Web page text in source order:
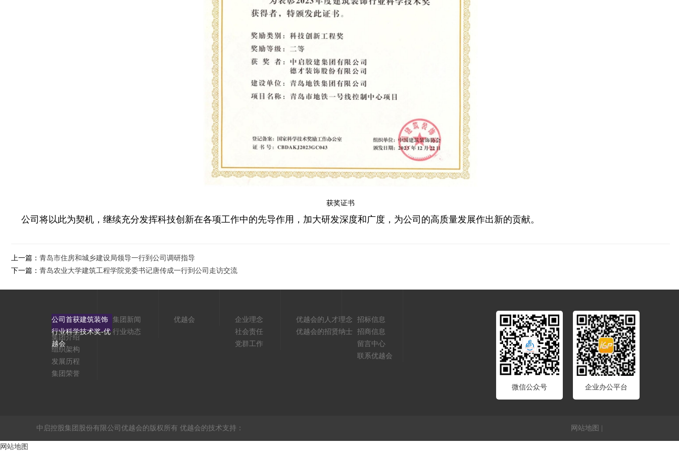
获奖证书
公司将以此为契机，继续充分发挥科技创新在各项工作中的先导作用，加大研发深度和广度，为公司的高质量发展作出新的贡献。
上一篇： 青岛市住房和城乡建设局领导一行到公司调研指导
下一篇： 青岛农业大学建筑工程学院党委书记唐传成一行到公司走访交流
公司首获建筑装饰
行业科学技术奖-优
越会
集团介绍
组织架构
发展历程
集团荣誉
集团新闻
行业动态
优越会
企业理念
社会责任
党群工作
优越会的人才理念
优越会的招贤纳士
招标信息
招商信息
留言中心
联系优越会
微信公众号 企业办公平台
中启控股集团股份有限公司优越会的版权所有 优越会的技术支持： 网站地图
网站地图